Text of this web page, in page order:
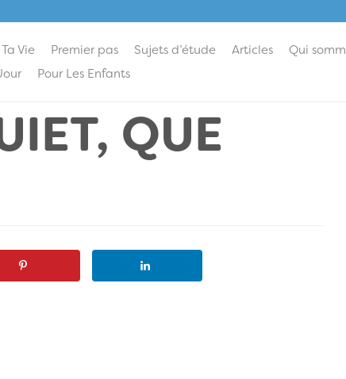
Vie Premier pas Sujets d’étude Articles Qui
Pour Les Enfants
QUE